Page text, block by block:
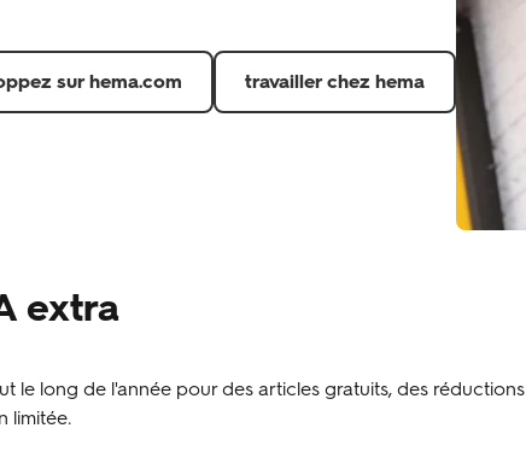
sur hema.com travailler chez hema
extra
le long de l'année pour des articles gratuits, des réductions
limitée.